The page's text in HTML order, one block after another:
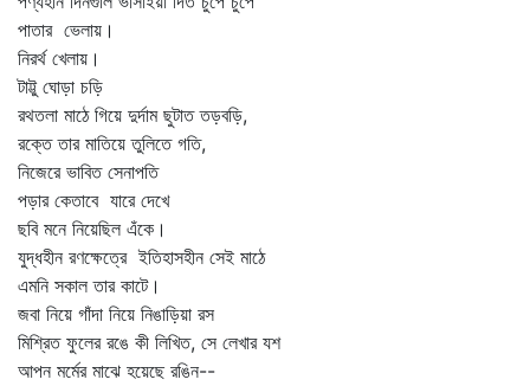
পাতার ভেলায়।
নিরর্থ খেলায়।
টাট্টু ঘোড়া চড়ি
রথতলা মাঠে গিয়ে দুর্দাম ছুটাত তড়বড়ি,
রক্তে তার মাতিয়ে তুলিতে গতি,
নিজেরে ভাবিত সেনাপতি
পড়ার কেতাবে যারে দেখে
ছবি মনে নিয়েছিল এঁকে।
যুদ্ধহীন রণক্ষেত্রে ইতিহাসহীন সেই মাঠে
এমনি সকাল তার কাটে।
জবা নিয়ে গাঁদা নিয়ে নিঙাড়িয়া রস
মিশ্রিত ফুলের রঙে কী লিখিত, সে লেখার যশ
আপন মর্মের মাঝে হয়েছে রঙিন--